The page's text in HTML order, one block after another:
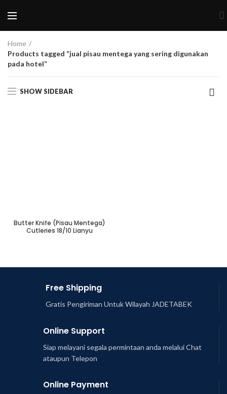
Home
Products tagged “jual pisau mentega yang sering digunakan
pada hotel”
SHOW SIDEBAR
Butter Knife (Pisau Mentega)
Cutleries 18/10 Lianyu
Free Shipping
Gratis Pengiriman Untuk Wilayah JADETABEK
Online Support
Siap melayani segala permintaan anda melalui Chat
ataupun Telepon
Online Payment